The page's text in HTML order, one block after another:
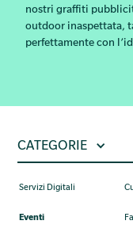
nostri graffiti
outdoor inaspettata,
perfettamente con
CATEGORIE
Servizi Digitali
Eventi